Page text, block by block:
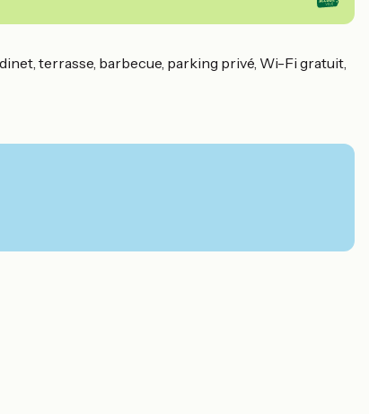
terrasse, barbecue, parking privé, Wi-Fi gratuit,